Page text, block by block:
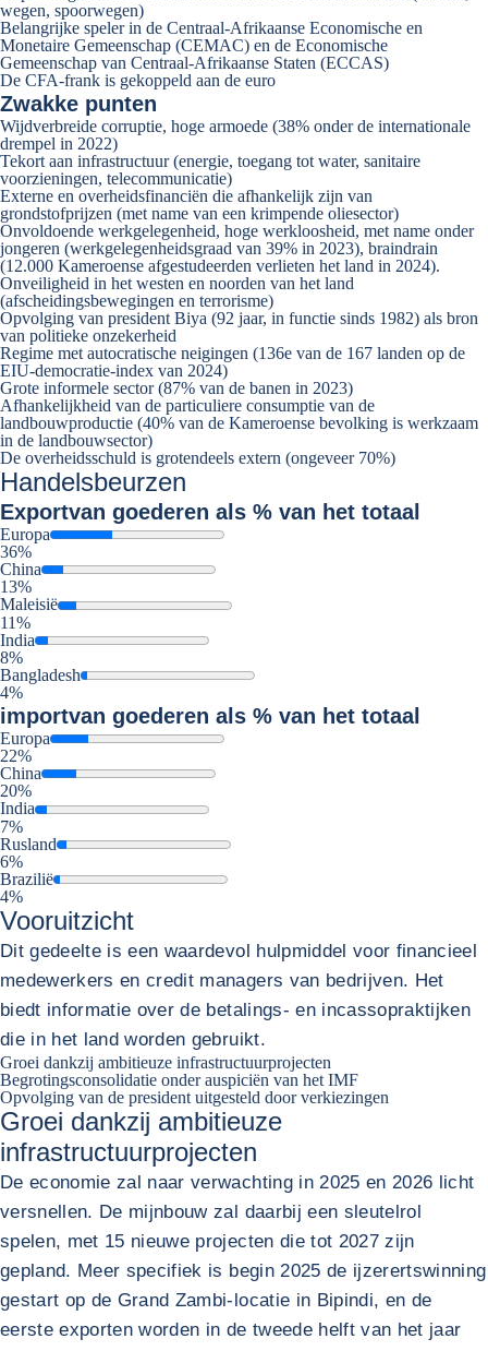
wegen, spoorwegen)
Belangrijke speler in de Centraal-Afrikaanse Economische en
Monetaire Gemeenschap (CEMAC) en de Economische
Gemeenschap van Centraal-Afrikaanse Staten (ECCAS)
De CFA-frank is gekoppeld aan de euro
Zwakke punten
Wijdverbreide corruptie, hoge armoede (38% onder de internationale
drempel in 2022)
Tekort aan infrastructuur (energie, toegang tot water, sanitaire
voorzieningen, telecommunicatie)
Externe en overheidsfinanciën die afhankelijk zijn van
grondstofprijzen (met name van een krimpende oliesector)
Onvoldoende werkgelegenheid, hoge werkloosheid, met name onder
jongeren (werkgelegenheidsgraad van 39% in 2023), braindrain
(12.000 Kameroense afgestudeerden verlieten het land in 2024).
Onveiligheid in het westen en noorden van het land
(afscheidingsbewegingen en terrorisme)
Opvolging van president Biya (92 jaar, in functie sinds 1982) als bron
van politieke onzekerheid
Regime met autocratische neigingen (136e van de 167 landen op de
EIU-democratie-index van 2024)
Grote informele sector (87% van de banen in 2023)
Afhankelijkheid van de particuliere consumptie van de
landbouwproductie (40% van de Kameroense bevolking is werkzaam
in de landbouwsector)
De overheidsschuld is grotendeels extern (ongeveer 70%)
Handelsbeurzen
Exportvan goederen als % van het totaal
Europa
36%
China
13%
Maleisië
11%
India
8%
Bangladesh
4%
importvan goederen als % van het totaal
Europa
22%
China
20%
India
7%
Rusland
6%
Brazilië
4%
Vooruitzicht
Dit gedeelte is een waardevol hulpmiddel voor financieel
medewerkers en credit managers van bedrijven. Het
biedt informatie over de betalings- en incassopraktijken
die in het land worden gebruikt.
Groei dankzij ambitieuze infrastructuurprojecten
Begrotingsconsolidatie onder auspiciën van het IMF
Opvolging van de president uitgesteld door verkiezingen
Groei dankzij ambitieuze
infrastructuurprojecten
De economie zal naar verwachting in 2025 en 2026 licht
versnellen. De mijnbouw zal daarbij een sleutelrol
spelen, met 15 nieuwe projecten die tot 2027 zijn
gepland. Meer specifiek is begin 2025 de ijzerertswinning
gestart op de Grand Zambi-locatie in Bipindi, en de
eerste exporten worden in de tweede helft van het jaar